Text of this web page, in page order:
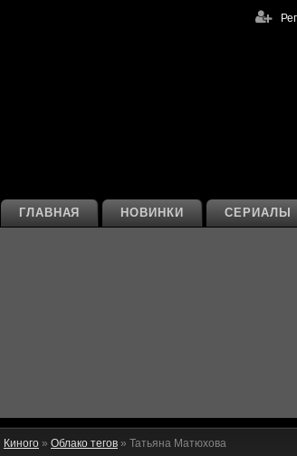
СЕРИАЛЫ
НОВИНКИ
ГЛАВНАЯ
Киного » Облако тегов » Татьяна Матюхова